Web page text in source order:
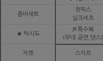
콤비세트
핫픽스
실크셔츠
★ 턱시도
♬ 특수복
(무대.공연,댄스)
자켓 스카프